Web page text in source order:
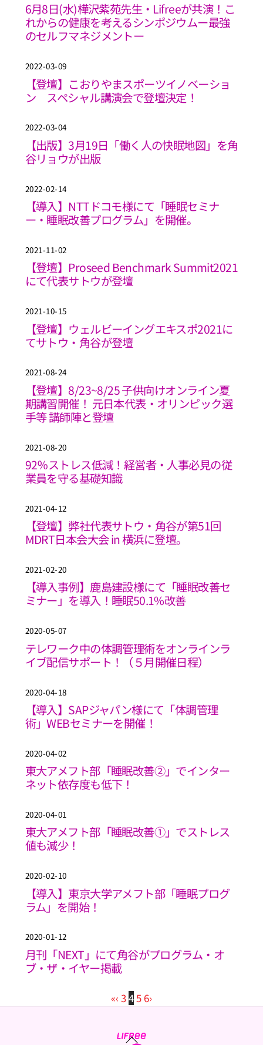
6月8日(水)樺沢紫苑先生・Lifreeが共演！こ
れからの健康を考えるシンポジウムー最強
のセルフマネジメントー
2022-03-09
【登壇】こおりやまスポーツイノベーショ
ン スペシャル講演会で登壇決定！
2022-03-04
【出版】3月19日「働く人の快眠地図」を角
谷リョウが出版
2022-02-14
【導入】NTTドコモ様にて「睡眠セミナ
ー・睡眠改善プログラム」を開催。
2021-11-02
【登壇】Proseed Benchmark Summit2021
にて代表サトウが登壇
2021-10-15
【登壇】ウェルビーイングエキスポ2021に
てサトウ・角谷が登壇
2021-08-24
【登壇】8/23~8/25 子供向けオンライン夏
期講習開催！ 元日本代表・オリンピック選
手等 講師陣と登壇
2021-08-20
92％ストレス低減！経営者・人事必見の従
業員を守る基礎知識
2021-04-12
【登壇】弊社代表サトウ・角谷が第51回
MDRT日本会大会 in 横浜に登壇。
2021-02-20
【導入事例】鹿島建設様にて「睡眠改善セ
ミナー」を導入！睡眠50.1%改善
2020-05-07
テレワーク中の体調管理術をオンラインラ
イブ配信サポート！（５月開催日程）
2020-04-18
【導入】SAPジャパン様にて「体調管理
術」WEBセミナーを開催！
2020-04-02
東大アメフト部「睡眠改善②」でインター
ネット依存度も低下！
2020-04-01
東大アメフト部「睡眠改善①」でストレス
値も減少！
2020-02-10
【導入】東京大学アメフト部「睡眠プログ
ラム」を開始！
2020-01-12
月刊「NEXT」にて角谷がプログラム・オ
ブ・ザ・イヤー掲載
«‹ 345 6›
Back